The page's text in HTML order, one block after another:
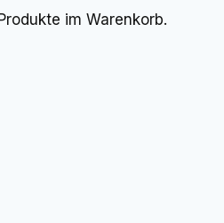
im Warenkorb.